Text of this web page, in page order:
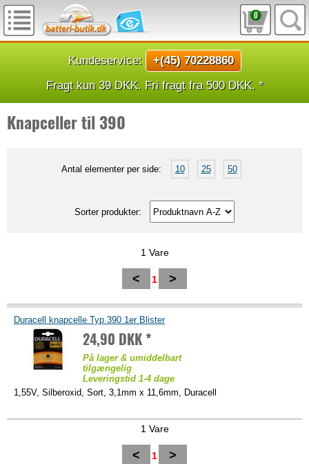
0
Kundeservice:
+(45) 70228860
Fragt kun 39 DKK. Fri fragt fra 500 DKK. *
Knapceller til 390
Antal elementer per side: 10 25 50
Sorter produkter:
1 Vare
< 1 >
Duracell knapcelle Typ 390 1er Blister
24,90 DKK *
På lager & umiddelbart
tilgængelig
Leveringstid 1-4 dage
1,55V, Silberoxid, Sort, 3,1mm x 11,6mm, Duracell
1 Vare
< 1 >